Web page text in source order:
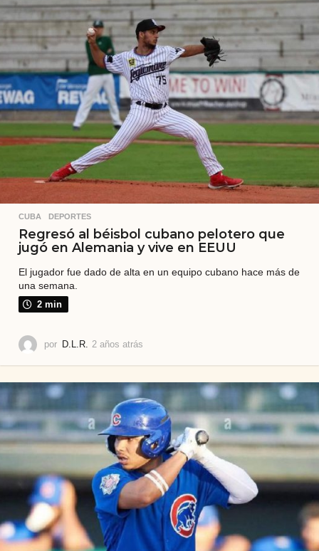
s
a
t
á
s
CUBA ,DEPORTES
Regresó al béisbol cubano pelotero que
jugó en Alemania y vive en EEUU
El jugador fue dado de alta en un equipo cubano hace más de
una semana.
2 min
por D.L.R. 2 años atrás
o
s
a
t
r
á
s